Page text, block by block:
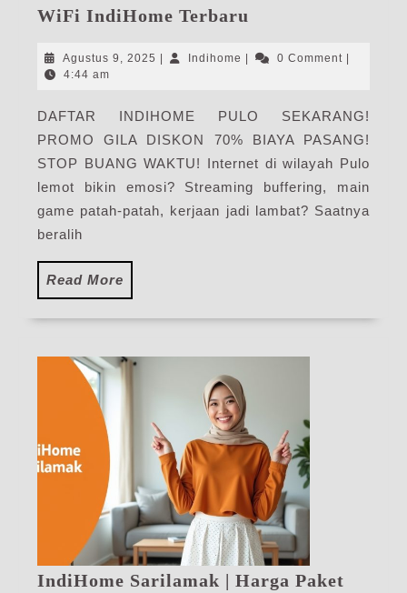
WiFi IndiHome Terbaru
Pasang
WiFi
IndiHome
Terbaru
Agustus 9, 2025 AgustusIndihome Indihome0 Comment
4:44 am
DAFTAR INDIHOME PULO SEKARANG!
PROMO GILA DISKON 70% BIAYA PASANG!
STOP BUANG WAKTU! Internet di wilayah Pulo
lemot bikin emosi? Streaming buffering, main
game patah-patah, kerjaan jadi lambat? Saatnya
beralih
Read More
More
IndiHome Sarilamak | Harga Paket